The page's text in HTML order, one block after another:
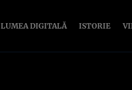
LUMEA DIGITALĂ ISTORIE